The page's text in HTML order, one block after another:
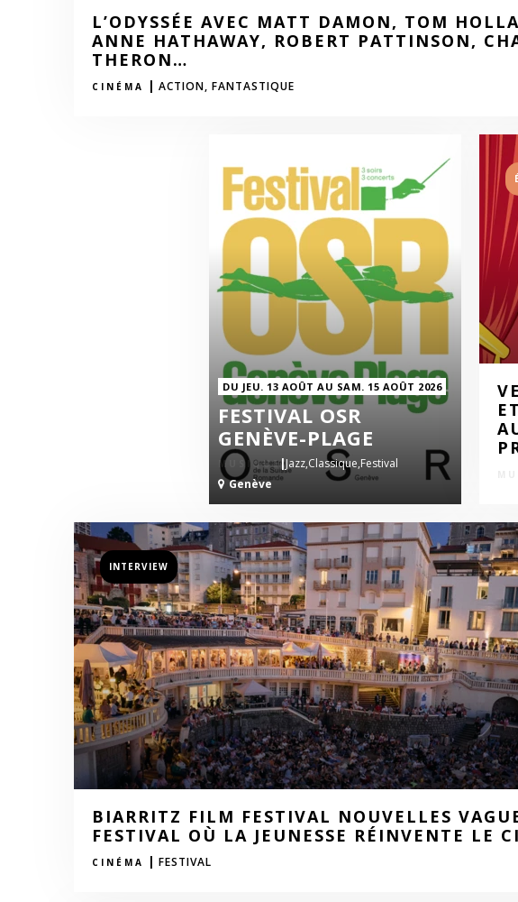
L’ODYSSÉE AVEC MATT DAMON, TOM
ANNE HATHAWAY, ROBERT PATTINSON,
THERON…
CINÉMA | ACTION, FANTASTIQUE
DU JEU. 13 AOÛT AU SAM. 15 AOÛT 2026
FESTIVAL OSR
GENÈVE-PLAGE
CINÉMA |Jazz,Classique,Festival
Genève
BIARRITZ FILM FESTIVAL NOUVELLES
FESTIVAL OÙ LA JEUNESSE RÉINVENTE LE
CINÉMA | FESTIVAL
INTERVIEW